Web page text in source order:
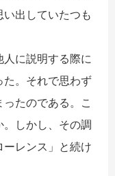
出していたつも
に説明する際に
た。それで思わず
ったのである。こ
しかし、その調
レンス」と続け